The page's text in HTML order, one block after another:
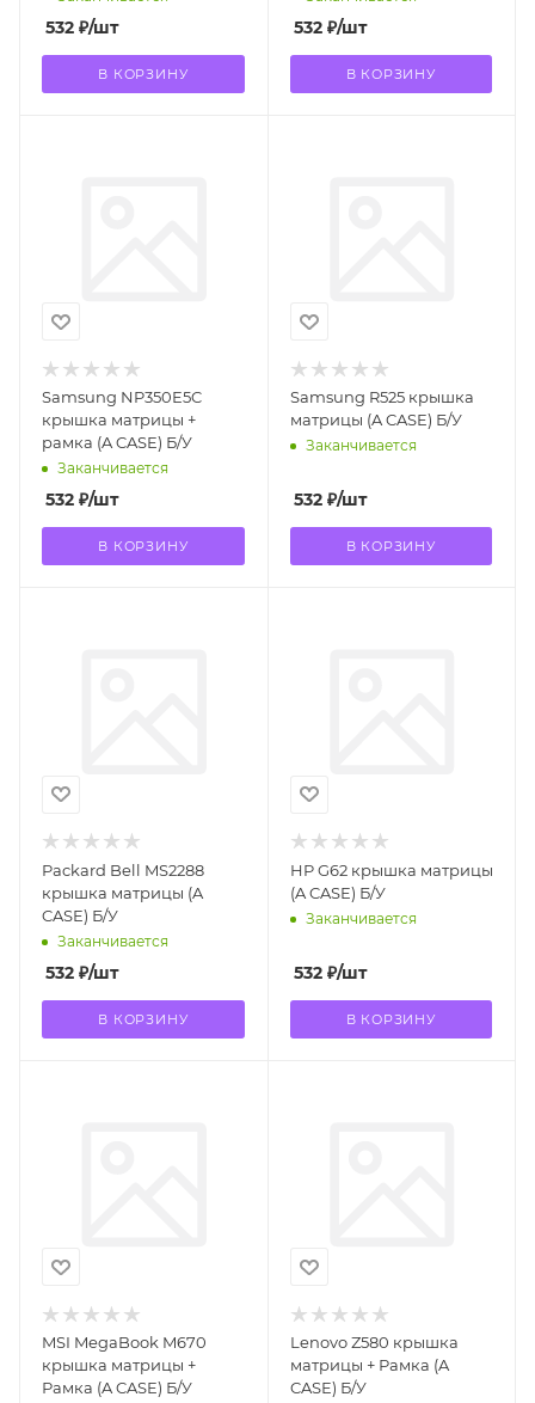
532 ₽/шт
В КОРЗИНУ
532₽/шт
В КОРЗИНУ
Samsung NP350E5C
крышка матрицы +
рамка (A CASE) Б/У
Заканчивается
532 ₽/шт
В КОРЗИНУ
Samsung R525 крышка
матрицы (A CASE) Б/У
Заканчивается
532₽/шт
В КОРЗИНУ
Packard Bell MS2288
крышка матрицы (A
CASE) Б/У
Заканчивается
532 ₽/шт
В КОРЗИНУ
HP G62 крышка матрицы
(A CASE) Б/У
Заканчивается
532₽/шт
В КОРЗИНУ
MSI MegaBook M670
крышка матрицы +
Рамка (A CASE) Б/У
Lenovo Z580 крышка
матрицы + Рамка (A
CASE) Б/У